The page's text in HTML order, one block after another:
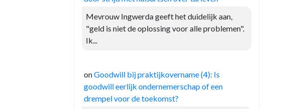
Mevrouw Ingwerda geeft het duidelijk aan,
"geld is niet de oplossing voor alle problemen".
Ik...
onGoodwill bij praktijkovername (4): Is
goodwill eerlijk ondernemerschap of een
drempel voor de toekomst?